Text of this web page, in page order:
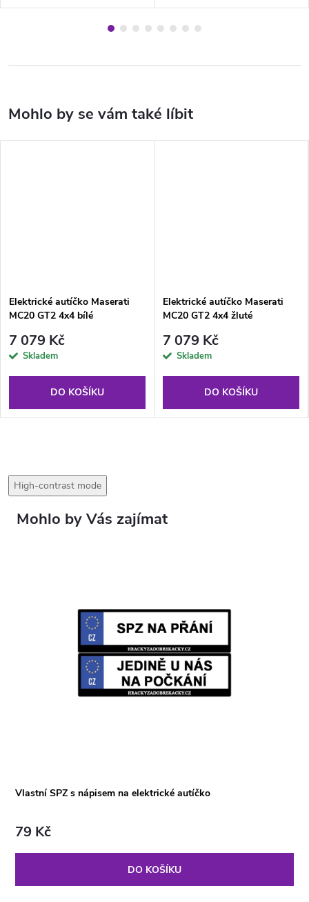
Elektrické autíčko Maserati
MC20 GT2 4x4 bílé
7 079 Kč
Skladem
DO KOŠÍKU
Elektrické autíčko Maserati
MC20 GT2 4x4 žluté
7 079 Kč
Skladem
DO KOŠÍKU
High-contrast mode
Vlastní SPZ s nápisem na elektrické autíčko
79 Kč
DO KOŠÍKU